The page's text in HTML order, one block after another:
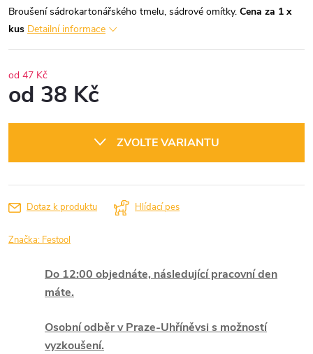
Broušení sádrokartonářského tmelu, sádrové omítky. Cena za 1 x
kus Detailní informace
od 47 Kč
od 38 Kč
ZVOLTE VARIANTU
Dotaz k produktu Hlídací pes
Značka: Festool
Do 12:00 objednáte, následující pracovní den
máte.
Osobní odběr v Praze-Uhříněvsi s možností
vyzkoušení.